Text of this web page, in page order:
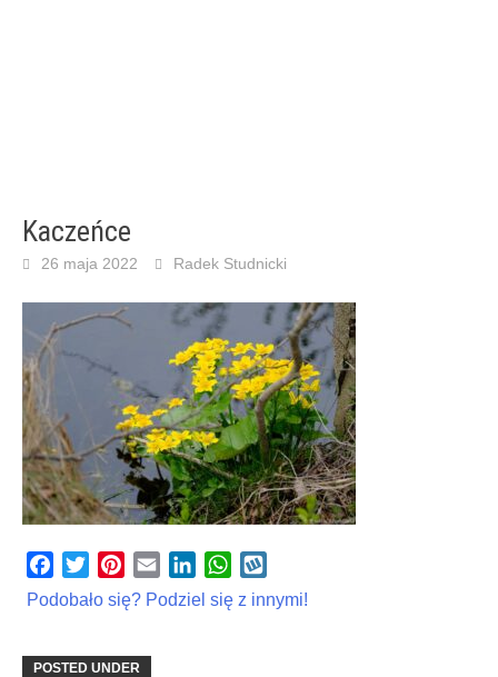
Kaczeńce
26 maja 2022 Radek Studnicki
Facebook
TwitterPinterest
Email LinkedInWhatsApp
Podobało się? Podziel się z innymi!
POSTED UNDER